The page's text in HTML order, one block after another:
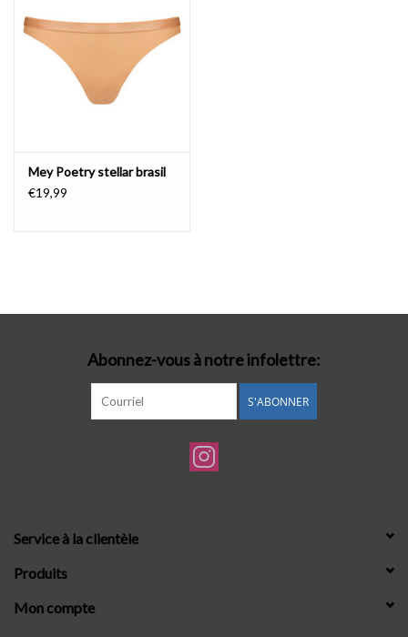
Mey Poetry stellar brasil
€19,99
Abonnez-vous à notre infolettre:
S'ABONNER
Service à la clientèle
Produits
Mon compte